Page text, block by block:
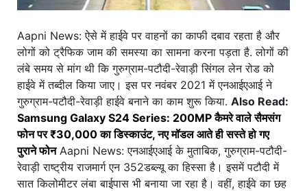
Aapni News: ऐसे में हाईवे पर वाहनों का काफी दबाव रहता है और
लोगों को ट्रैफिक जाम की समस्या का सामना करना पड़ता है. लोगों की
लंबे समय से मांग थी कि गुरुग्राम-पटौदी-रेवाड़ी सिंगल लेन रोड को
हाईवे में तब्दील किया जाए। इस पर नवंबर 2021 में एनआईएआई ने
गुरुग्राम-पटौदी-रेवाड़ी हाईवे बनाने का काम शुरू किया. Also Read:
Samsung Galaxy S24 Series: 200MP कैमरे वाले सैमसंग
फोन पर ₹30,000 का डिस्काउंट, नए मॉडल आते ही सस्ते हो गए
पुराने फोनAapni News: एनआईएआई के मुताबिक, गुरुग्राम-पटौदी-
रेवाड़ी राष्ट्रीय राजमार्ग एन 352डब्ल्यू का हिस्सा है। इसमें पटौदी में
सात किलोमीटर लंबा बाईपास भी बनाया जा रहा है। वहीं, हाईवे का छह